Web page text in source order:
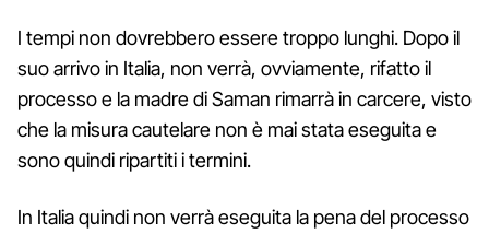
I tempi non dovrebbero essere troppo lunghi. Dopo il
suo arrivo in Italia, non verrà, ovviamente, rifatto il
processo e la madre di Saman rimarrà in carcere, visto
che la misura cautelare non è mai stata eseguita e
sono quindi ripartiti i termini.
In Italia quindi non verrà eseguita la pena del processo